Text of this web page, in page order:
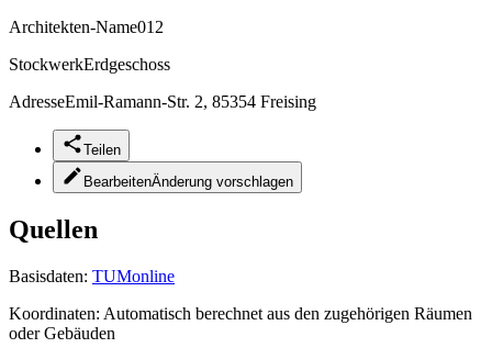
Architekten-Name012
StockwerkErdgeschoss
AdresseEmil-Ramann-Str. 2, 85354 Freising
Teilen
BearbeitenÄnderung vorschlagen
Quellen
Basisdaten: TUMonline
Koordinaten: Automatisch berechnet aus den zugehörigen Räumen
oder Gebäuden